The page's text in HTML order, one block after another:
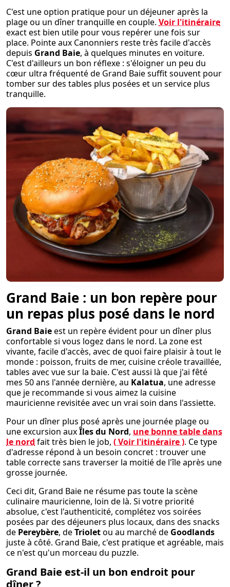
C'est une option pratique pour un déjeuner après la
plage ou un dîner tranquille en couple. Voir l'itinéraire
exact est bien utile pour vous repérer une fois sur
place. Pointe aux Canonniers reste très facile d'accès
depuis Grand Baie, à quelques minutes en voiture.
C'est d'ailleurs un bon réflexe : s'éloigner un peu du
cœur ultra fréquenté de Grand Baie suffit souvent pour
tomber sur des tables plus posées et un service plus
tranquille.
Grand Baie : un bon repère pour
un repas plus posé dans le nord
Grand Baieest un repère évident pour un dîner plus
confortable si vous logez dans le nord. La zone est
vivante, facile d'accès, avec de quoi faire plaisir à tout le
monde : poisson, fruits de mer, cuisine créole travaillée,
tables avec vue sur la baie. C'est aussi là que j'ai fêté
mes 50 ans l'année dernière, au Kalatua, une adresse
que je recommande si vous aimez la cuisine
mauricienne revisitée avec un vrai soin dans l'assiette.
Pour un dîner plus posé après une journée plage ou
une excursion auxÎles du Nord, une bonne table dans
le nord fait très bien le job, ( Voir l'itinéraire ). Ce type
d'adresse répond à un besoin concret : trouver une
table correcte sans traverser la moitié de l'île après une
grosse journée.
Ceci dit, Grand Baie ne résume pas toute la scène
culinaire mauricienne, loin de là. Si votre priorité
absolue, c'est l'authenticité, complétez vos soirées
posées par des déjeuners plus locaux, dans des snacks
de Pereybère, deTrioletou au marché de Goodlands
juste à côté. Grand Baie, c'est pratique et agréable, mais
ce n'est qu'un morceau du puzzle.
Grand Baie est-il un bon endroit pour
dîner ?